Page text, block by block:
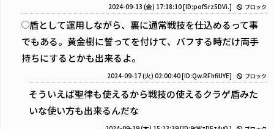
2024-09-13 (金) 17:18:10[ID:pofSrz5DVi.] ブロック
盾として運用しながら、裏に通常戦技を仕込めるって事
でもある。黄金樹に誓ってを付けて、バフする時だけ両手
持ちにするとかも出来るよ。
2024-09-17 (火) 02:00:40[ID:Qw.RFhfiUYE] ブロック
そういえば聖律も使えるから戦技の使えるクラゲ盾みた
いな使い方も出来るんだな